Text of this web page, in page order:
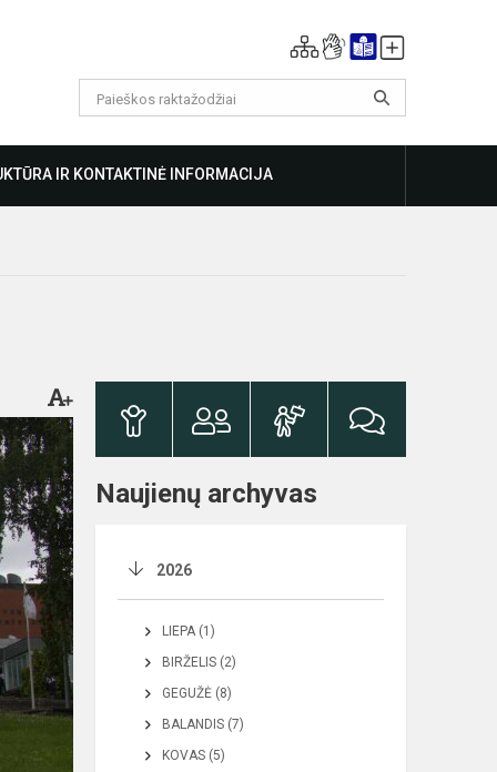
IR KONTAKTINĖ INFORMACIJA
Naujienų archyvas
2026
LIEPA (1)
BIRŽELIS (2)
GEGUŽĖ (8)
BALANDIS (7)
KOVAS (5)